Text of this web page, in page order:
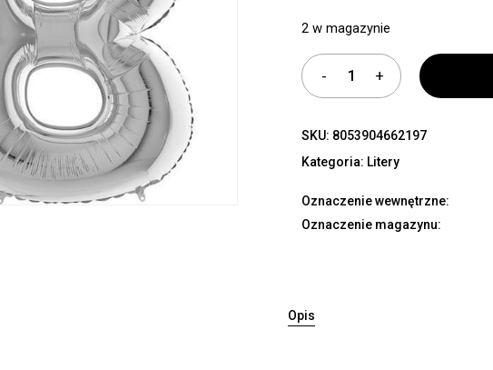
2 w magazynie
SKU: 8053904662197
Kategoria: Litery
Oznaczenie wewnętrzne:
Oznaczenie magazynu:
Opis